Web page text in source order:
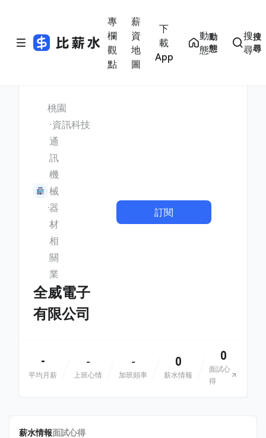
專
欄
觀
點
薪
資
地
圖
下
載
App
動
態
動
態
搜
尋
搜
尋
桃園
資訊科技
通
訊
機
械
器
材
相
關
業
全威電子
有限公司
訂閱
-
平均月薪
-
上班心情
-
加班頻率
0
薪水情報
0
面試心
得
薪水情報面試心得